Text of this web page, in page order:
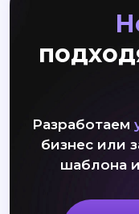
Разработаем
бизнес или
шаблона